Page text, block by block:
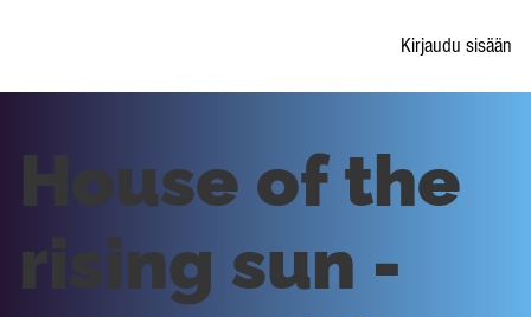
Kirjaudu sisään
House of the
rising sun -